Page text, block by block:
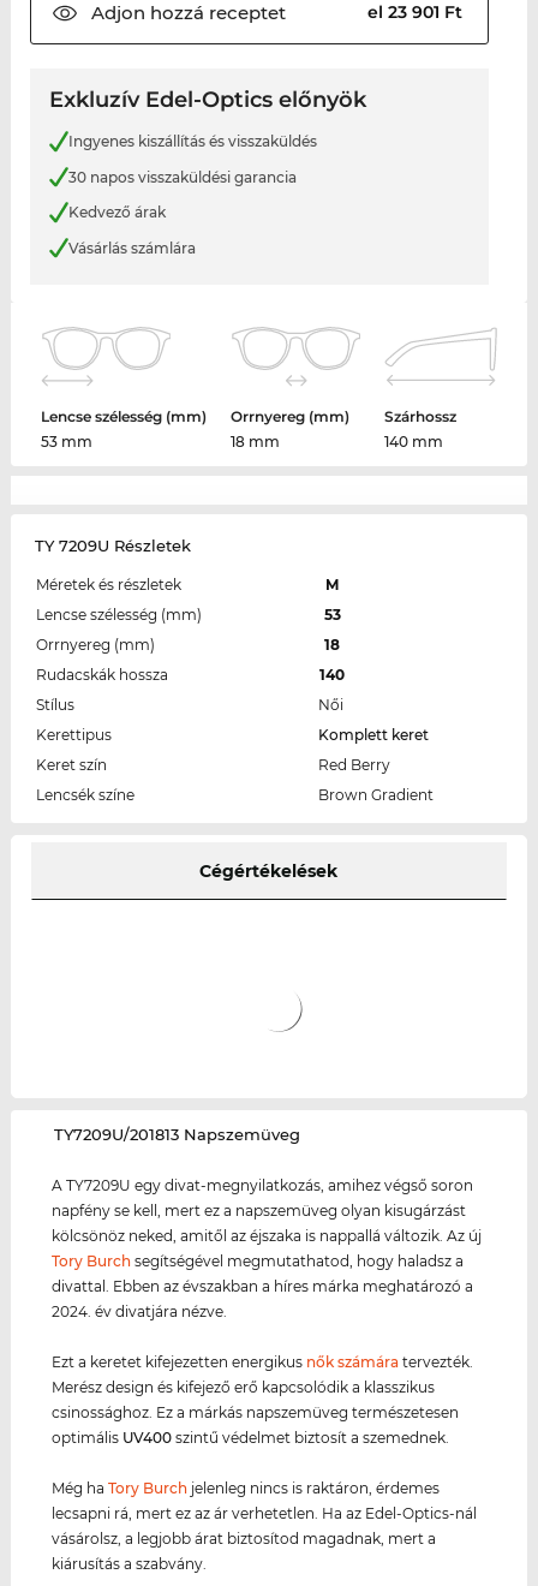
Adjon hozzá receptet el 23 901 Ft
Exkluzív Edel-Optics előnyök
Ingyenes kiszállítás és visszaküldés
30 napos visszaküldési garancia
Kedvező árak
Vásárlás számlára
Lencse szélesség (mm)
53 mm
Orrnyereg (mm)
18 mm
Szárhossz
140 mm
TY 7209U Részletek
Méretek és részletek
M
Lencse szélesség (mm)
53
Orrnyereg (mm)
18
Rudacskák hossza
140
Stílus
Női
Kerettipus
Komplett keret
Keret szín
Red Berry
Lencsék színe
Brown Gradient
Cégértékelések
‌TY7209U/201813 Napszemüveg
A TY7209U egy divat-megnyilatkozás, amihez végső soron
napfény se kell, mert ez a napszemüveg olyan kisugárzást
kölcsönöz neked, amitől az éjszaka is nappallá változik. Az új
Tory Burch segítségével megmutathatod, hogy haladsz a
divattal. Ebben az évszakban a híres márka meghatározó a
2024. év divatjára nézve.
Ezt a keretet kifejezetten energikus nők számára tervezték.
Merész design és kifejező erő kapcsolódik a klasszikus
csinossághoz. Ez a márkás napszemüveg természetesen
optimális UV400 szintű védelmet biztosít a szemednek.
Még haTory Burch jelenleg nincs is raktáron, érdemes
lecsapni rá, mert ez az ár verhetetlen. Ha az Edel-Optics-nál
vásárolsz, a legjobb árat biztosítod magadnak, mert a
kiárusítás a szabvány.